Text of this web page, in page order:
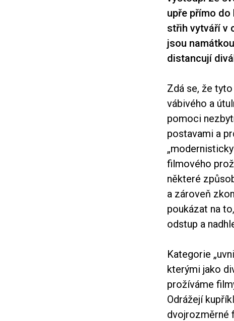
upře přímo do
střih vytváří v
jsou
distancují
Zdá se, že
vábivého a
pomoci
postavami a
filmového
některé
a zároveň
poukázat na
odstup a
Kategorie
kterými jako
prožíváme
Odrážejí
dvojrozměrné